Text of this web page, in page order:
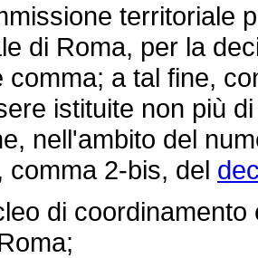
territoriale
di Roma, per la
comma; a tal fine,
istituite non più
nell'ambito del
comma 2-bis, del
di coordinamento